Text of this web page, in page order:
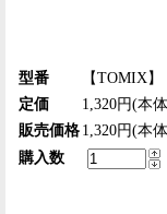
型番
【TOMIX
定価
1,320円(本
販売価格 1,320円(本
購入数